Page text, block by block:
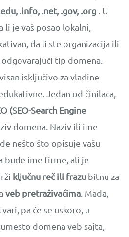
.info, .net, .gov, .org . U
li je vaš posao lokalni,
da li ste organizacija ili
tip domena.
isključivo za vladine
Jedan od činilaca,
(SEO-Search Engine
domena. Naziv ili ime
nešto što opisuje vašu
bude ime firme, ali je
ključnu reč ili frazu bitnu za
veb pretraživačima. Mada,
pa će se uskoro, u
domena veb sajta,